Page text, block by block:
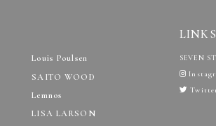
Louis Poulsen
SAITO WOOD
Lemnos
LISA LARSON
LINKS
SEVEN